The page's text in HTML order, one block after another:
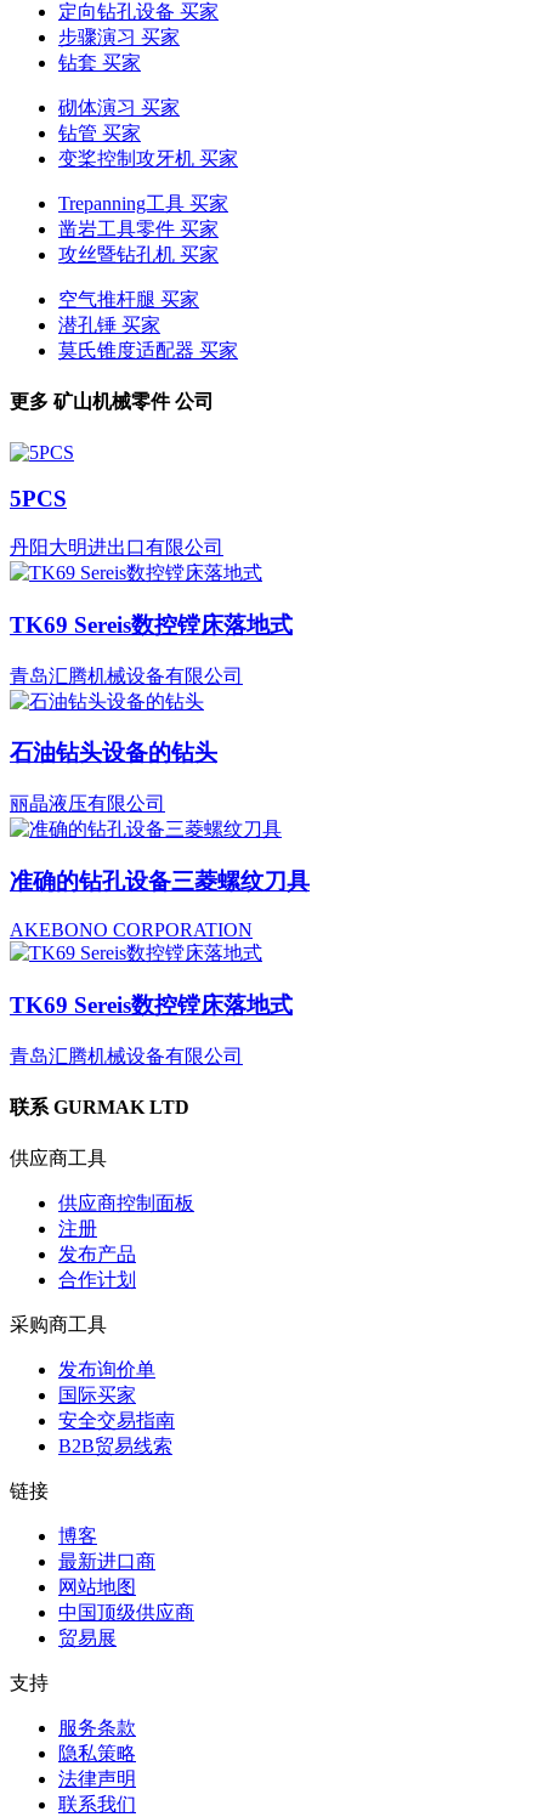
定向钻孔设备 买家
步骤演习 买家
钻套 买家
砌体演习 买家
钻管 买家
变桨控制攻牙机 买家
Trepanning工具 买家
凿岩工具零件 买家
攻丝暨钻孔机 买家
空气推杆腿 买家
潜孔锤 买家
莫氏锥度适配器 买家
更多 矿山机械零件公司
5PCS
丹阳大明进出口有限公司
TK69 Sereis数控镗床落地式
青岛汇腾机械设备有限公司
石油钻头设备的钻头
丽晶液压有限公司
准确的钻孔设备三菱螺纹刀具
AKEBONO CORPORATION
TK69 Sereis数控镗床落地式
青岛汇腾机械设备有限公司
联系 GURMAK LTD
供应商工具
供应商控制面板
注册
发布产品
合作计划
采购商工具
发布询价单
国际买家
安全交易指南
B2B贸易线索
链接
博客
最新进口商
网站地图
中国顶级供应商
贸易展
支持
服务条款
隐私策略
法律声明
联系我们